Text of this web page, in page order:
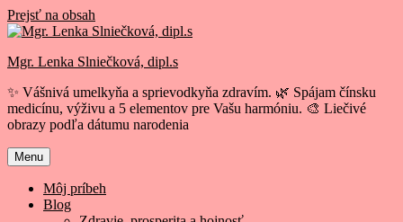
Prejsť na obsah
Mgr. Lenka Slniečková, dipl.s
✨ Vášnivá umelkyňa a sprievodkyňa zdravím. 🌿 Spájam čínsku
medicínu, výživu a 5 elementov pre Vašu harmóniu. 🎨 Liečivé
obrazy podľa dátumu narodenia
Menu
Môj príbeh
Blog